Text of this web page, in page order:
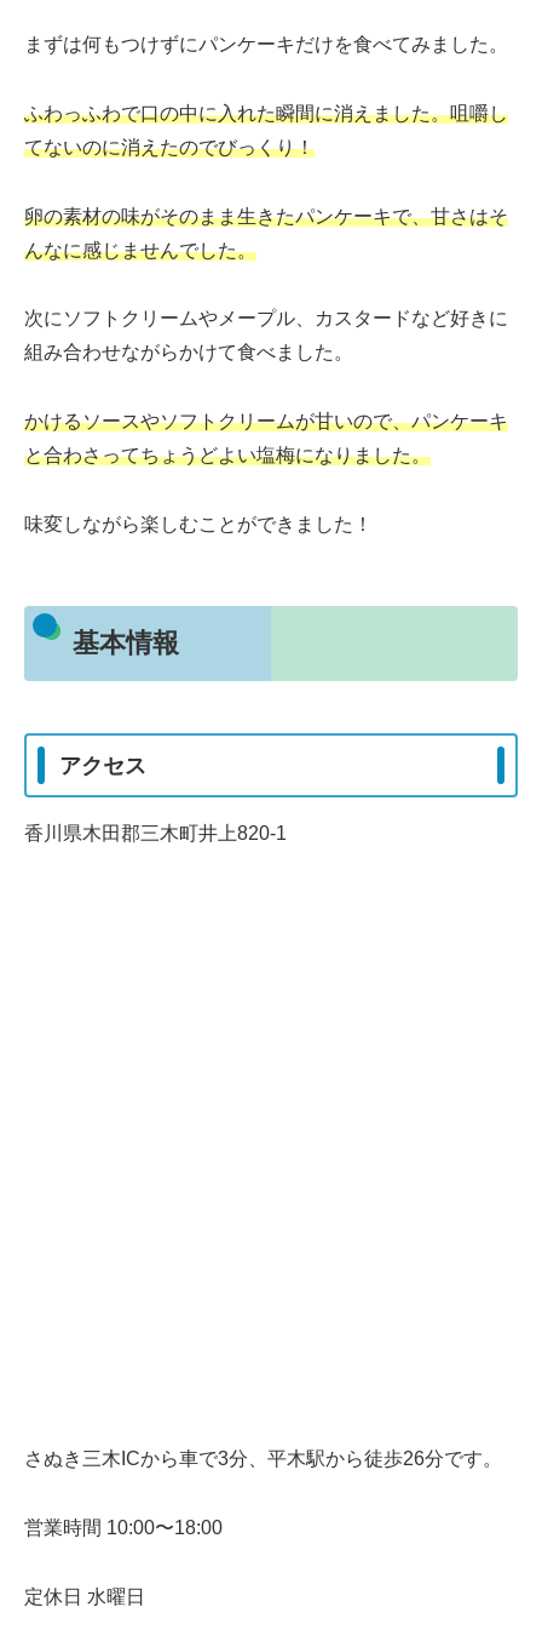
まずは何もつけずにパンケーキだけを食べてみました。
ふわっふわで口の中に入れた瞬間に消えました。咀嚼し
てないのに消えたのでびっくり！
卵の素材の味がそのまま生きたパンケーキで、甘さはそ
んなに感じませんでした。
次にソフトクリームやメープル、カスタードなど好きに
組み合わせながらかけて食べました。
かけるソースやソフトクリームが甘いので、パンケーキ
と合わさってちょうどよい塩梅になりました。
味変しながら楽しむことができました！
基本情報
アクセス
香川県木田郡三木町井上820-1
さぬき三木ICから車で3分、平木駅から徒歩26分です。
営業時間 10:00〜18:00
定休日 水曜日